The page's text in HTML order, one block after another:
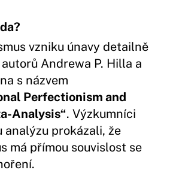
vzniku únavy detailně
autorů Andrewa P. Hilla a
s názvem
Perfectionism and
Analysis“. Výzkumníci
analýzu prokázali, že
má přímou souvislost se